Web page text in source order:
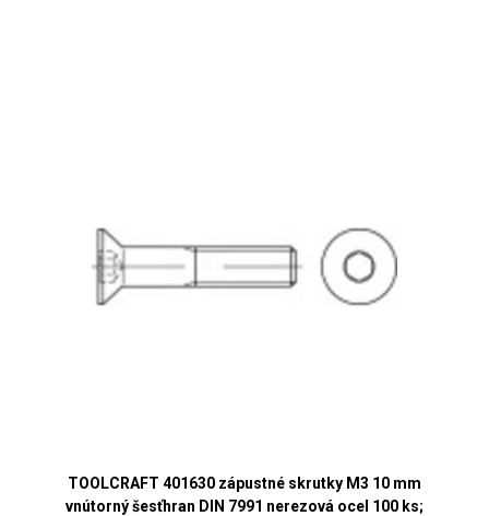
TOOLCRAFT 401630 zápustné skrutky M3 10 mm
vnútorný šesťhran DIN 7991 nerezová ocel 100 ks;